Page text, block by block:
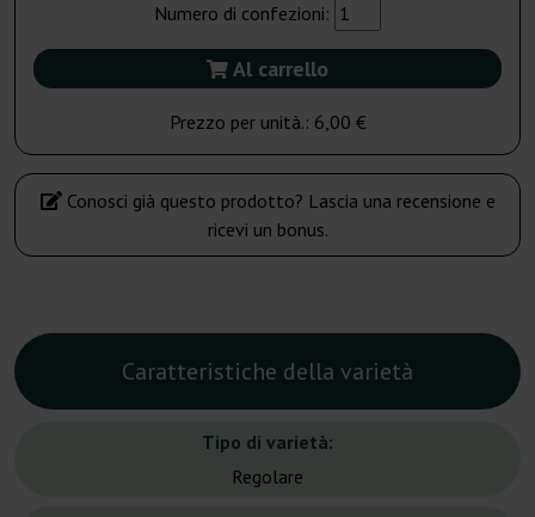
Numero di confezioni:
Al carrello
Prezzo per unità.: 6,00 €
Conosci già questo prodotto? Lascia una recensione e
ricevi un bonus.
Caratteristiche della varietà
Tipo di varietà:
Regolare